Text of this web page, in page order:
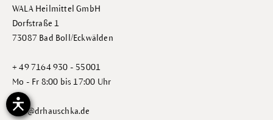
WALA Heilmittel GmbH
Dorfstraße 1
73087 Bad Boll/Eckwälden
+ 49 7164 930 - 55001
Mo - Fr 8:00 bis 17:00 Uhr
info@drhauschka.de